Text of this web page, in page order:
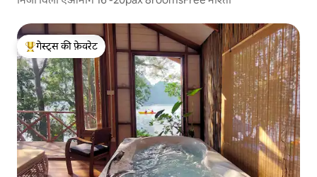
गेस्ट्स का टॉप फ़ेवरेट
गेस्ट्स की फ़ेवरेट